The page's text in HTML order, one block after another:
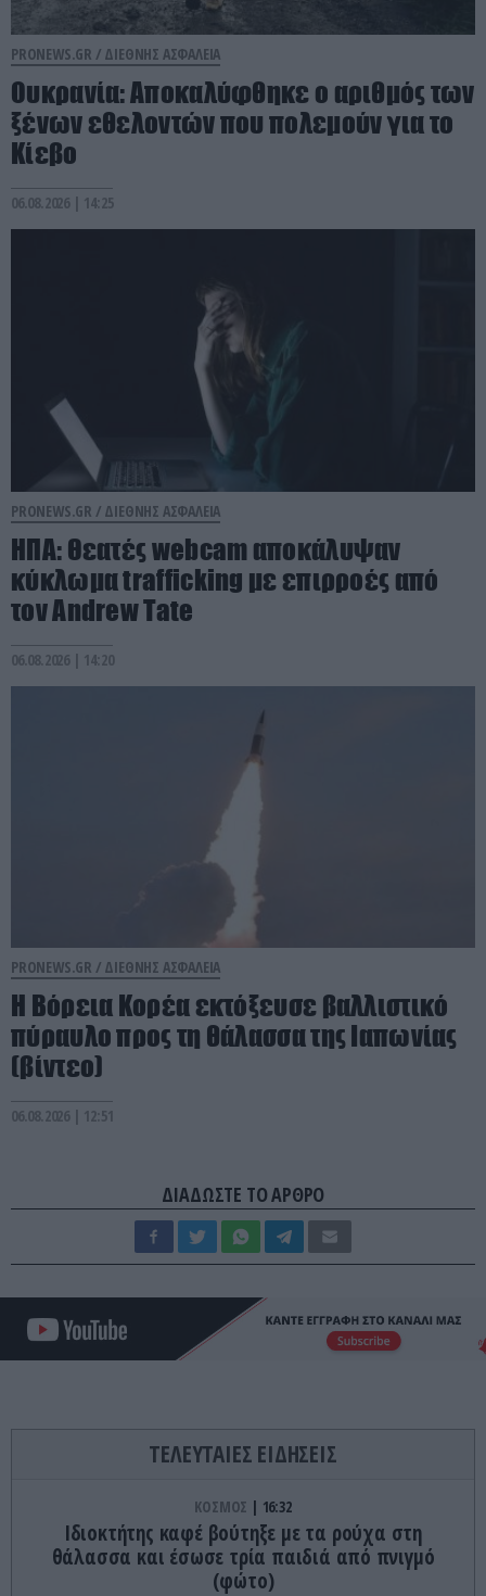
PRONEWS.GR / ΔΙΕΘΝΗΣ ΑΣΦΑΛΕΙΑ
Ουκρανία: Αποκαλύφθηκε ο αριθμός των
ξένων εθελοντών που πολεμούν για το
Κίεβο
06.08.2026 | 14:25
PRONEWS.GR / ΔΙΕΘΝΗΣ ΑΣΦΑΛΕΙΑ
ΗΠΑ: Θεατές webcam αποκάλυψαν
κύκλωμα trafficking με επιρροές από
τον Andrew Tate
06.08.2026 | 14:20
PRONEWS.GR / ΔΙΕΘΝΗΣ ΑΣΦΑΛΕΙΑ
Η Βόρεια Κορέα εκτόξευσε βαλλιστικό
πύραυλο προς τη θάλασσα της Ιαπωνίας
(βίντεο)
06.08.2026 | 12:51
ΔΙΑΔΩΣΤΕ ΤΟ ΑΡΘΡΟ
ΤΕΛΕΥΤΑΙΕΣ ΕΙΔΗΣΕΙΣ
ΚΟΣΜΟΣ 16:32
Ιδιοκτήτης καφέ βούτηξε με τα ρούχα στη
θάλασσα και έσωσε τρία παιδιά από πνιγμό
(φώτο)